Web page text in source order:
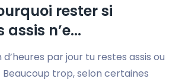
rester si
n’e...
par jour tu restes assis ou
trop, selon certaines